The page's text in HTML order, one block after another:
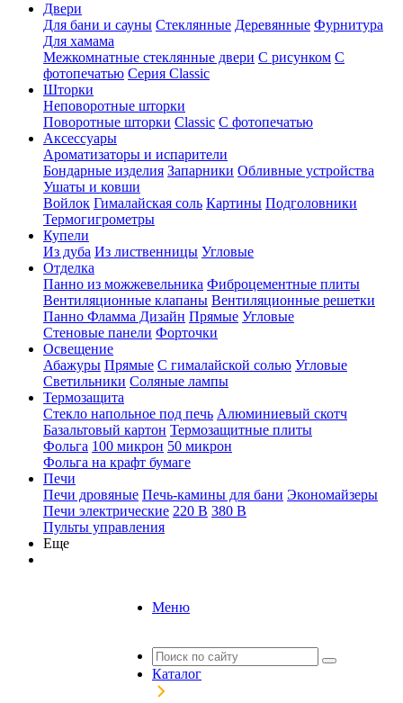
Двери
Для бани и сауны Стеклянные Деревянные Фурнитура
Для хамама
Межкомнатные стеклянные двери С рисунком С
фотопечатью Серия Classic
Шторки
Неповоротные шторки
Поворотные шторки Classic С фотопечатью
Аксессуары
Ароматизаторы и испарители
Бондарные изделия Запарники Обливные устройства
Ушаты и ковши
Войлок Гималайская соль Картины Подголовники
Термогигрометры
Купели
Из дуба Из лиственницы Угловые
Отделка
Панно из можжевельника Фиброцементные плиты
Вентиляционные клапаны Вентиляционные решетки
Панно Фламма Дизайн Прямые Угловые
Стеновые панели Форточки
Освещение
Абажуры Прямые С гималайской солью Угловые
Светильники Соляные лампы
Термозащита
Стекло напольное под печь Алюминиевый скотч
Базальтовый картон Термозащитные плиты
Фольга 100 микрон 50 микрон
Фольга на крафт бумаге
Печи
Печи дровяные Печь-камины для бани Экономайзеры
Печи электрические 220 В 380 В
Пульты управления
Еще
Меню
Каталог